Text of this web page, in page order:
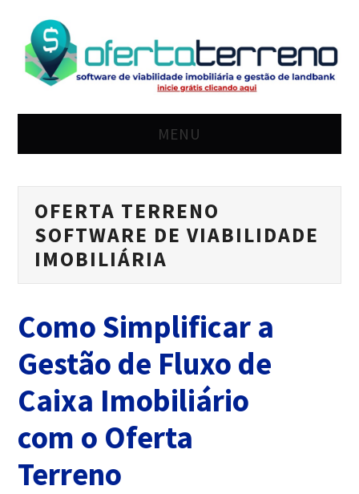
MENU
SOLUÇÃO
PREÇO
LOGIN
OFERTA TERRENO
SOFTWARE DE VIABILIDADE
IMOBILIÁRIA
Como Simplificar a
Gestão de Fluxo de
Caixa Imobiliário
com o Oferta
Terreno